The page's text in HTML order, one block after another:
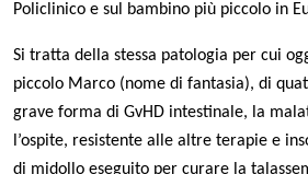
Policlinico e sul bambino più piccolo in
Si tratta della stessa patologia per cui
piccolo Marco (nome di fantasia), di
grave forma di GvHD intestinale, la
l’ospite, resistente alle altre terapie e
di midollo eseguito per curare la